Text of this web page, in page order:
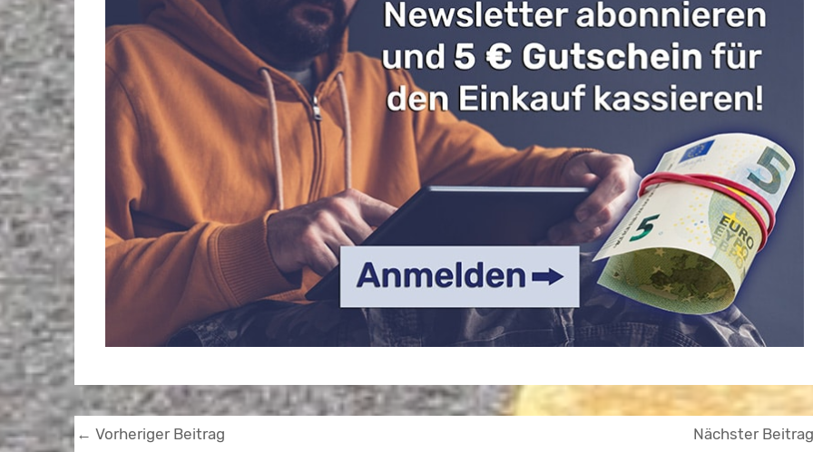
← Vorheriger Beitrag Nächster Beitrag